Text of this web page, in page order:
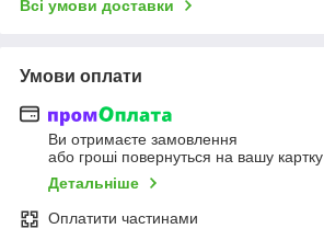
Всі умови доставки
Умови оплати
Ви отримаєте замовлення
або гроші повернуться на вашу картку
Детальніше
Оплатити частинами